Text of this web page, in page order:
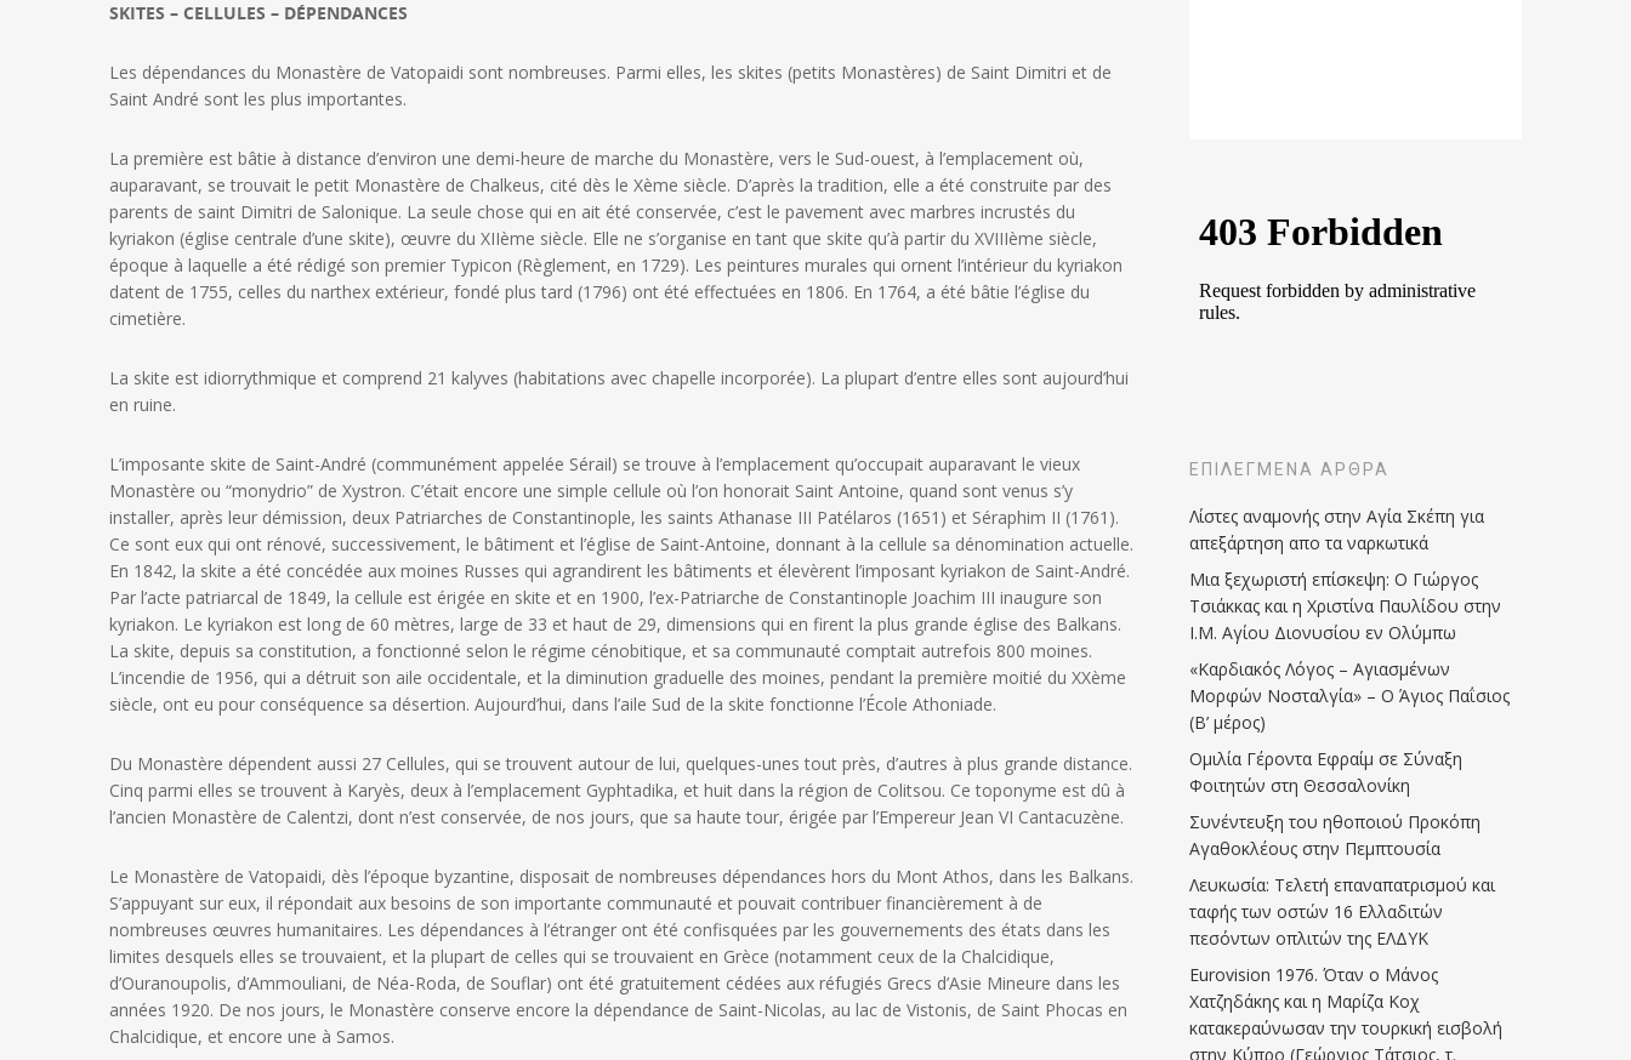
SKITES – CELLULES – DÉPENDANCES
Les dépendances du Monastère de Vatopaidi sont nombreuses. Parmi elles, les skites (petits Monastères) de Saint Dimitri et de
Saint André sont les plus importantes.
La première est bâtie à distance d’environ une demi-heure de marche du Monastère, vers le Sud-ouest, à l’emplacement où,
auparavant, se trouvait le petit Monastère de Chalkeus, cité dès le Xème siècle. D’après la tradition, elle a été construite par des
parents de saint Dimitri de Salonique. La seule chose qui en ait été conservée, c’est le pavement avec marbres incrustés du
kyriakon (église centrale d’une skite), œuvre du XIIème siècle. Elle ne s’organise en tant que skite qu’à partir du XVIIIème siècle,
époque à laquelle a été rédigé son premier Typicon (Règlement, en 1729). Les peintures murales qui ornent l’intérieur du kyriakon
datent de 1755, celles du narthex extérieur, fondé plus tard (1796) ont été effectuées en 1806. En 1764, a été bâtie l’église du
cimetière.
La skite est idiorrythmique et comprend 21 kalyves (habitations avec chapelle incorporée). La plupart d’entre elles sont aujourd’hui
en ruine.
L’imposante skite de Saint-André (communément appelée Sérail) se trouve à l’emplacement qu’occupait auparavant le vieux
Monastère ou “monydrio” de Xystron. C’était encore une simple cellule où l’on honorait Saint Antoine, quand sont venus s’y
installer, après leur démission, deux Patriarches de Constantinople, les saints Athanase III Patélaros (1651) et Séraphim II (1761).
Ce sont eux qui ont rénové, successivement, le bâtiment et l’église de Saint-Antoine, donnant à la cellule sa dénomination actuelle.
En 1842, la skite a été concédée aux moines Russes qui agrandirent les bâtiments et élevèrent l’imposant kyriakon de Saint-André.
Par l’acte patriarcal de 1849, la cellule est érigée en skite et en 1900, l’ex-Patriarche de Constantinople Joachim III inaugure son
kyriakon. Le kyriakon est long de 60 mètres, large de 33 et haut de 29, dimensions qui en firent la plus grande église des Balkans.
La skite, depuis sa constitution, a fonctionné selon le régime cénobitique, et sa communauté comptait autrefois 800 moines.
L’incendie de 1956, qui a détruit son aile occidentale, et la diminution graduelle des moines, pendant la première moitié du XXème
siècle, ont eu pour conséquence sa désertion. Aujourd’hui, dans l’aile Sud de la skite fonctionne l’École Athoniade.
Du Monastère dépendent aussi 27 Cellules, qui se trouvent autour de lui, quelques-unes tout près, d’autres à plus grande distance.
Cinq parmi elles se trouvent à Karyès, deux à l’emplacement Gyphtadika, et huit dans la région de Colitsou. Ce toponyme est dû à
l’ancien Monastère de Calentzi, dont n’est conservée, de nos jours, que sa haute tour, érigée par l’Empereur Jean VI Cantacuzène.
Le Monastère de Vatopaidi, dès l’époque byzantine, disposait de nombreuses dépendances hors du Mont Athos, dans les Balkans.
S’appuyant sur eux, il répondait aux besoins de son importante communauté et pouvait contribuer financièrement à de
nombreuses œuvres humanitaires. Les dépendances à l’étranger ont été confisquées par les gouvernements des états dans les
limites desquels elles se trouvaient, et la plupart de celles qui se trouvaient en Grèce (notamment ceux de la Chalcidique,
d’Ouranoupolis, d’Ammouliani, de Néa-Roda, de Souflar) ont été gratuitement cédées aux réfugiés Grecs d’Asie Mineure dans les
années 1920. De nos jours, le Monastère conserve encore la dépendance de Saint-Nicolas, au lac de Vistonis, de Saint Phocas en
Chalcidique, et encore une à Samos.
ΕΠΙΛΕΓΜΈΝΑ ΆΡΘΡΑ
Λίστες αναμονής στην Αγία Σκέπη για
απεξάρτηση απο τα ναρκωτικά
Μια ξεχωριστή επίσκεψη: Ο Γιώργος
Τσιάκκας και η Χριστίνα Παυλίδου στην
Ι.Μ. Αγίου Διονυσίου εν Ολύμπω
«Καρδιακός Λόγος – Αγιασμένων
Μορφών Νοσταλγία» – Ο Άγιος Παΐσιος
(Β’ μέρος)
Ομιλία Γέροντα Εφραίμ σε Σύναξη
Φοιτητών στη Θεσσαλονίκη
Συνέντευξη του ηθοποιού Προκόπη
Αγαθοκλέους στην Πεμπτουσία
Λευκωσία: Τελετή επαναπατρισμού και
ταφής των οστών 16 Ελλαδιτών
πεσόντων οπλιτών της ΕΛΔΥΚ
Eurovision 1976. Όταν ο Μάνος
Χατζηδάκης και η Μαρίζα Κοχ
κατακεραύνωσαν την τουρκική εισβολή
στην Κύπρο (Γεώργιος Τάτσιος, τ.